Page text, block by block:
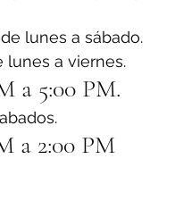
lunes a sábado.
lunes a viernes.
a 5:00 PM.
a 2:00 PM